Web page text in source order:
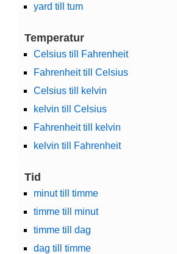
yard till tum
Temperatur
Celsius till Fahrenheit
Fahrenheit till Celsius
Celsius till kelvin
kelvin till Celsius
Fahrenheit till kelvin
kelvin till Fahrenheit
Tid
minut till timme
timme till minut
timme till dag
dag till timme